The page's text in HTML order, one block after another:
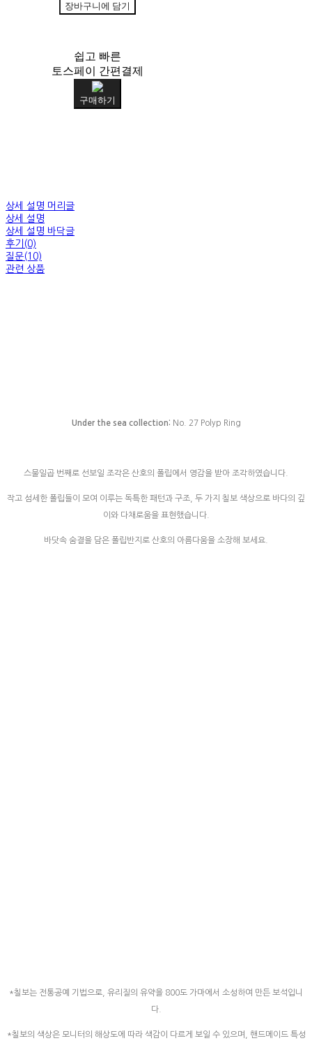
장바구니에 담기
쉽고 빠른
토스페이 간편결제
구매하기
상세 설명 머리글
상세 설명
상세 설명 바닥글
후기(0)
질문(10)
관련 상품
Under the sea collection: No. 27 Polyp Ring
스물일곱 번째로 선보일 조각은 산호의 폴립에서 영감을 받아 조각하였습니다.
작고 섬세한 폴립들이 모여 이루는 독특한 패턴과 구조, 두 가지 칠보 색상으로 바다의 깊
이와 다채로움을 표현했습니다.
바닷속 숨결을 담은 폴립반지로 산호의 아름다움을 소장해 보세요.
*칠보는 전통공예 기법으로, 유리질의 유약을 800도 가마에서 소성하여 만든 보석입니
다.
*칠보의 색상은 모니터의 해상도에 따라 색감이 다르게 보일 수 있으며, 핸드메이드 특성